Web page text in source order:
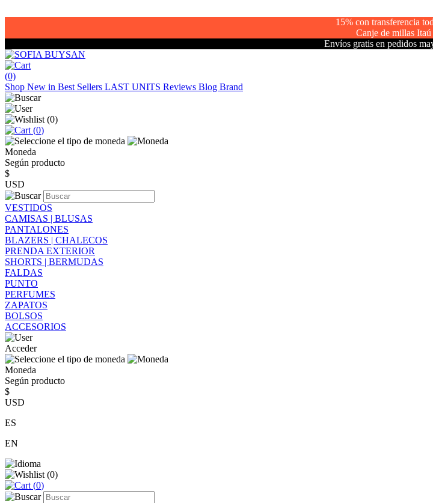
15% con transferencia
Canje de millas
Envíos gratis en pedidos
(0)
Shop New in Best Sellers LAST UNITS Reviews Blog Brand
(0)
(0)
Moneda
Según producto
$
USD
VESTIDOS
CAMISAS | BLUSAS
PANTALONES
BLAZERS | CHALECOS
PRENDA EXTERIOR
SHORTS | BERMUDAS
FALDAS
PUNTO
PERFUMES
ZAPATOS
BOLSOS
ACCESORIOS
Acceder
Moneda
Según producto
$
USD
ES
EN
(0)
(0)